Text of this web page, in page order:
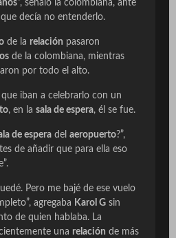
“, señaló la colombiana, ante
que decía no entenderlo.
de la relación pasaron
de la colombiana, mientras
por todo el alto.
iban a celebrarlo con un
, en la sala de espera, él se fue.
de espera del aeropuerto?”,
de añadir que para ella eso
Pero me bajé de ese vuelo
agregaba Karol G sin
de quien hablaba. La
una relación de más